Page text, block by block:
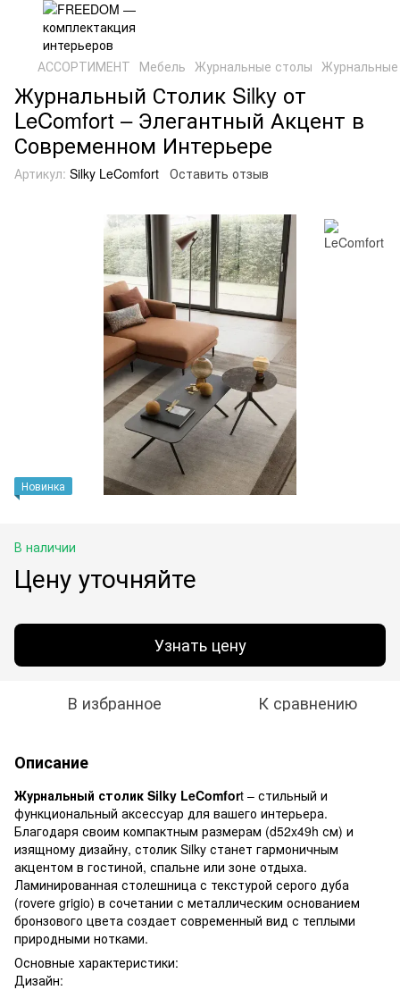
АССОРТИМЕНТ Мебель Журнальные столы
Журнальный Столик Silky от
LeComfort – Элегантный Акцент в
Современном Интерьере
Артикул: Silky LeComfort Оставить отзыв
Новинка
В наличии
Цену уточняйте
Узнать цену
В избранное К сравнению
Описание
Журнальный столик Silky LeComfort – стильный и
функциональный аксессуар для вашего интерьера.
Благодаря своим компактным размерам (d52x49h см) и
изящному дизайну, столик Silky станет гармоничным
акцентом в гостиной, спальне или зоне отдыха.
Ламинированная столешница с текстурой серого дуба
(rovere grigio) в сочетании с металлическим основанием
бронзового цвета создает современный вид с теплыми
природными нотками.
Основные характеристики:
Дизайн: